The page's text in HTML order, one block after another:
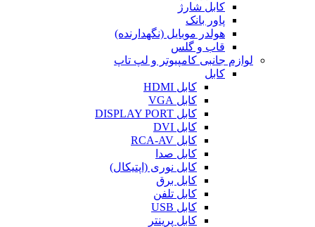
کابل شارژ
پاور بانک
هولدر موبایل (نگهدارنده)
قاب و گلس
لوازم جانبی کامپیوتر و لپ تاپ
کابل
کابل HDMI
کابل VGA
کابل DISPLAY PORT
کابل DVI
کابل RCA-AV
کابل صدا
کابل نوری (اپتیکال)
کابل برق
کابل تلفن
کابل USB
کابل پرینتر